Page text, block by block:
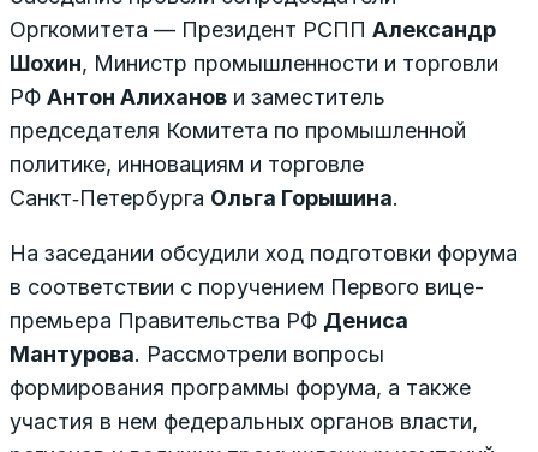
Оргкомитета — Президент РСПП Александр
Шохин, Министр промышленности и торговли
РФ Антон Алиханов и заместитель
председателя Комитета по промышленной
политике, инновациям и торговле
Санкт‑Петербурга Ольга Горышина.
На заседании обсудили ход подготовки форума
в соответствии с поручением Первого вице-
премьера Правительства РФ Дениса
Мантурова. Рассмотрели вопросы
формирования программы форума, а также
участия в нем федеральных органов власти,